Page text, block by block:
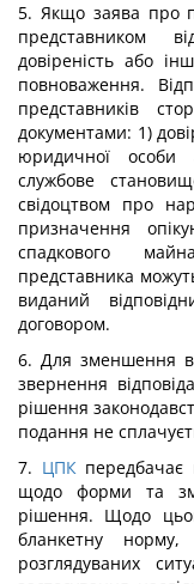
5. Якщо заява про
представником
довіреність або
повноваження.
представників
документами: 1)
юридичної особи
службове
свідоцтвом про
призначення
спадкового
представника
виданий
договором.
6. Для зменшення
звернення
рішення
подання не
7. ЦПКпередбачає
щодо форми та
рішення. Щодо
бланкетну
розглядуваних